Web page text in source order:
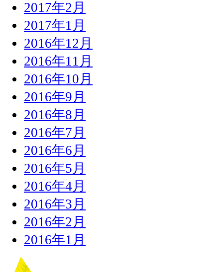
2017年2月
2017年1月
2016年12月
2016年11月
2016年10月
2016年9月
2016年8月
2016年7月
2016年6月
2016年5月
2016年4月
2016年3月
2016年2月
2016年1月